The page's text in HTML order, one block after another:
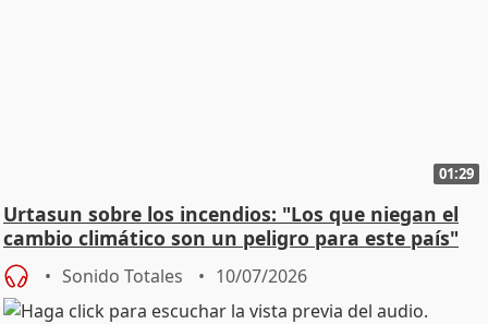
01:29
Urtasun sobre los incendios: "Los que niegan el
cambio climático son un peligro para este país"
Sonido Totales 10/07/2026